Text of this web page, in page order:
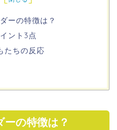
ーの特徴は？
ント3点
たちの反応
の特徴は？